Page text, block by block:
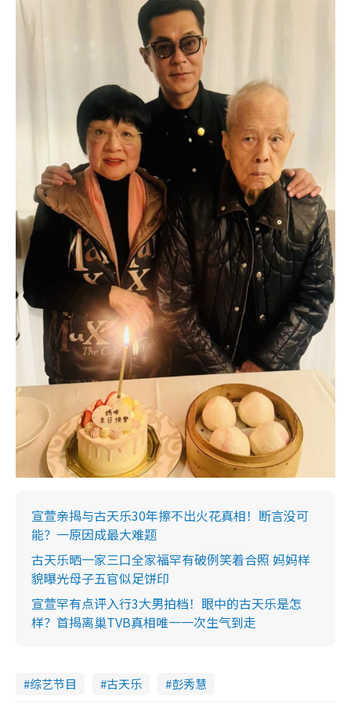
宣萱亲揭与古天乐30年擦不出火花真相！断言没可
能？一原因成最大难题
古天乐晒一家三口全家福罕有破例笑着合照 妈妈样
貌曝光母子五官似足饼印
宣萱罕有点评入行3大男拍档！眼中的古天乐是怎
样？首揭离巢TVB真相唯一一次生气到走
综艺节目 古天乐 彭秀慧